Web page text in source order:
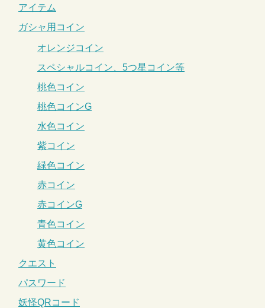
アイテム
ガシャ用コイン
オレンジコイン
スペシャルコイン、5つ星コイン等
桃色コイン
桃色コインG
水色コイン
紫コイン
緑色コイン
赤コイン
赤コインG
青色コイン
黄色コイン
クエスト
パスワード
妖怪QRコード